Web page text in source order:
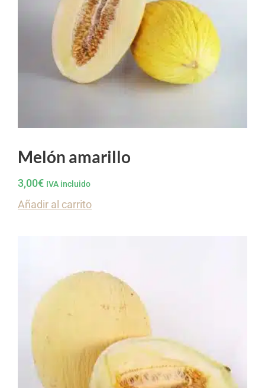
Melón amarillo
3,00€ IVA incluido
Añadir al carrito